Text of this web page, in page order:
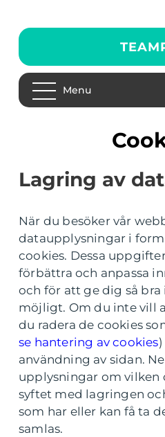
Menu
Lagring av
När du besöker vår
dataupplysningar i
cookies. Dessa
förbättra och anpassa
och för att ge dig så
möjligt. Om du inte vill
du radera de cookies
se hantering av cookies
användning av sidan.
upplysningar om vilken
syftet med lagringen
som har eller kan få ta
samlas.